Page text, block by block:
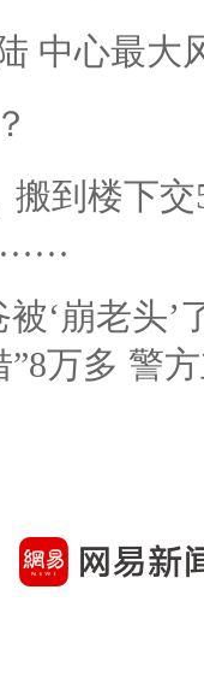
中心最大
搬到楼下
……
‘崩老头’
”8万多 警